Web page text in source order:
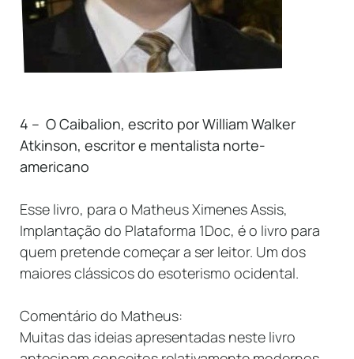
4 – O Caibalion, escrito por William Walker
Atkinson, escritor e mentalista norte-
americano
Esse livro, para o Matheus Ximenes Assis,
Implantação do Plataforma 1Doc, é o livro para
quem pretende começar a ser leitor. Um dos
maiores clássicos do esoterismo ocidental.
Comentário do Matheus:
Muitas das ideias apresentadas neste livro